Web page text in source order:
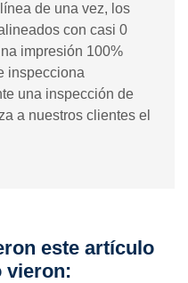
de una vez, los
con casi 0
impresión 100%
inspecciona
una inspección de
a nuestros clientes el
este artículo
vieron: